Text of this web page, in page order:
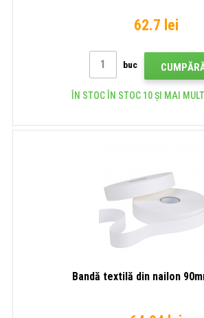
62.7 lei
buc
ÎN STOC ÎN STOC 10 ȘI MAI
Bandă textilă din nailon